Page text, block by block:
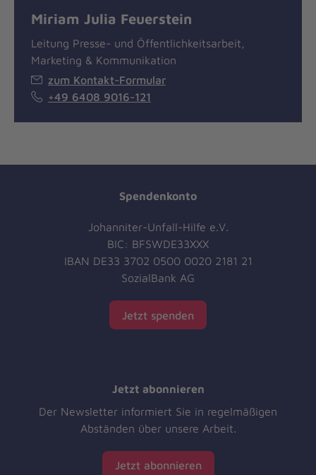
Miriam Julia Feuerstein
Leitung Presse- und Öffentlichkeitsarbeit,
Marketing & Kommunikation
zum Kontakt-Formular
+49 6408 9016-121
Spendenkonto
Johanniter-Unfall-Hilfe e.V.
BIC: BFSWDE33XXX
IBAN DE33 3702 0500 0020 2181 21
SozialBank AG
Jetzt spenden
Jetzt abonnieren
Der Newsletter informiert Sie in regelmäßigen
Abständen über unsere Arbeit.
Jetzt abonnieren